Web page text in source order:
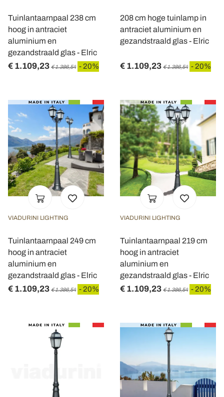
Tuinlantaarnpaal 238 cm
hoog in antraciet
aluminium en
gezandstraald glas - Elric
€ 1.109,23 € 1.386,54 - 20%
208 cm hoge tuinlamp in
antraciet aluminium en
gezandstraald glas - Elric
€ 1.109,23 € 1.386,54 - 20%
VIADURINI LIGHTING
Tuinlantaarnpaal 249 cm
hoog in antraciet
aluminium en
gezandstraald glas - Elric
€ 1.109,23 € 1.386,54 - 20%
VIADURINI LIGHTING
Tuinlantaarnpaal 219 cm
hoog in antraciet
aluminium en
gezandstraald glas - Elric
€ 1.109,23 € 1.386,54 - 20%